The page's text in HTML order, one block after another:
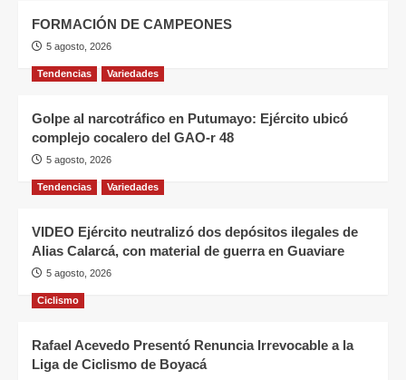
FORMACIÓN DE CAMPEONES
5 agosto, 2026
Tendencias Variedades
Golpe al narcotráfico en Putumayo: Ejército ubicó
complejo cocalero del GAO-r 48
5 agosto, 2026
Tendencias Variedades
VIDEO Ejército neutralizó dos depósitos ilegales de
Alias Calarcá, con material de guerra en Guaviare
5 agosto, 2026
Ciclismo
Rafael Acevedo Presentó Renuncia Irrevocable a la
Liga de Ciclismo de Boyacá